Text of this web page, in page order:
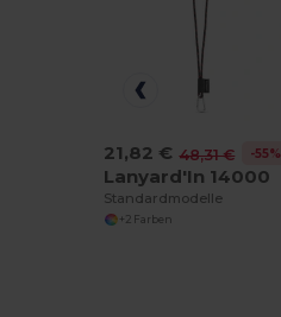
21,82 € 48,31 € -55%
Lanyard'In 14000
Standardmodelle
+2 Farben